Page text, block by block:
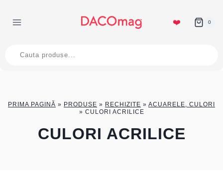
content
❤️ 0
search
PRIMA PAGINĂ » PRODUSE » RECHIZITE » ACUARELE, CULORI
» CULORI ACRILICE
CULORI ACRILICE